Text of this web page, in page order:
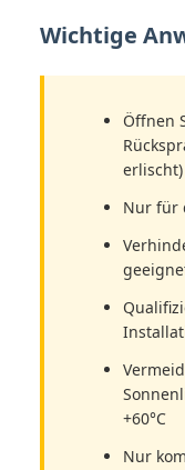
Wichtige
Öffnen
erlischt)
Nur für
+60°C
Nur